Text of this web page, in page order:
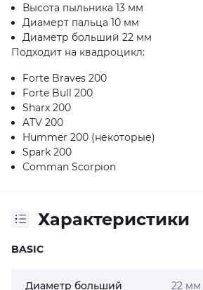
Высота пыльника 13 мм
Диамерт пальца 10 мм
Диаметр больший 22 мм
Подходит на квадроцикл:
Forte Braves 200
Forte Bull 200
Sharx 200
ATV 200
Hummer 200 (некоторые)
Spark 200
Comman Scorpion
Характеристики
BASIC
Диаметр больший 22 мм